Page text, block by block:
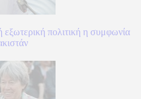
πολιτική η συμφωνία